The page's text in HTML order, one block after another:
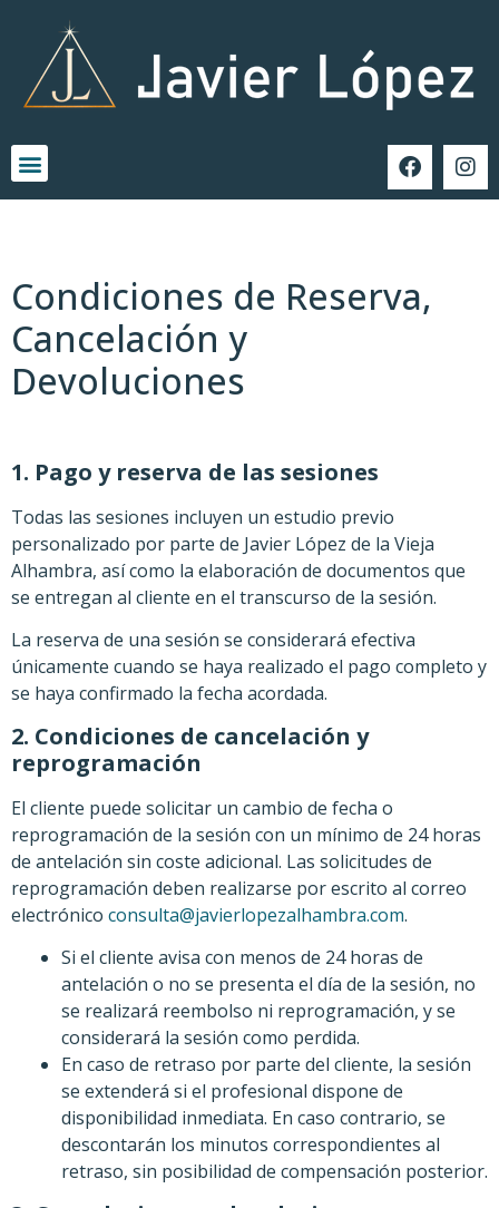
Condiciones de Reserva,
Cancelación y
Devoluciones
1. Pago y reserva de las sesiones
Todas las sesiones incluyen un estudio previo
personalizado por parte de Javier López de la Vieja
Alhambra, así como la elaboración de documentos que
se entregan al cliente en el transcurso de la sesión.
La reserva de una sesión se considerará efectiva
únicamente cuando se haya realizado el pago completo y
se haya confirmado la fecha acordada.
2. Condiciones de cancelación y
reprogramación
El cliente puede solicitar un cambio de fecha o
reprogramación de la sesión con un mínimo de 24 horas
de antelación sin coste adicional. Las solicitudes de
reprogramación deben realizarse por escrito al correo
electrónico consulta@javierlopezalhambra.com.
Si el cliente avisa con menos de 24 horas de
antelación o no se presenta el día de la sesión, no
se realizará reembolso ni reprogramación, y se
considerará la sesión como perdida.
En caso de retraso por parte del cliente, la sesión
se extenderá si el profesional dispone de
disponibilidad inmediata. En caso contrario, se
descontarán los minutos correspondientes al
retraso, sin posibilidad de compensación posterior.